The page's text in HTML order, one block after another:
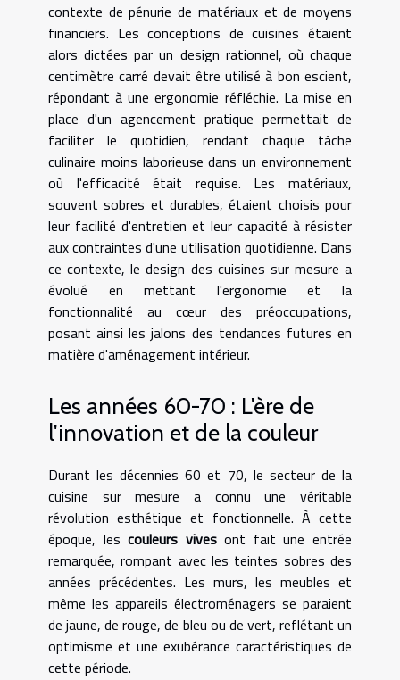
contexte de pénurie de matériaux et de moyens
financiers. Les conceptions de cuisines étaient
alors dictées par un design rationnel, où chaque
centimètre carré devait être utilisé à bon escient,
répondant à une ergonomie réfléchie. La mise en
place d'un agencement pratique permettait de
faciliter le quotidien, rendant chaque tâche
culinaire moins laborieuse dans un environnement
où l'efficacité était requise. Les matériaux,
souvent sobres et durables, étaient choisis pour
leur facilité d'entretien et leur capacité à résister
aux contraintes d'une utilisation quotidienne. Dans
ce contexte, le design des cuisines sur mesure a
évolué en mettant l'ergonomie et la
fonctionnalité au cœur des préoccupations,
posant ainsi les jalons des tendances futures en
matière d'aménagement intérieur.
Les années 60-70 : L'ère de
l'innovation et de la couleur
Durant les décennies 60 et 70, le secteur de la
cuisine sur mesure a connu une véritable
révolution esthétique et fonctionnelle. À cette
époque, lescouleurs vivesont fait une entrée
remarquée, rompant avec les teintes sobres des
années précédentes. Les murs, les meubles et
même les appareils électroménagers se paraient
de jaune, de rouge, de bleu ou de vert, reflétant un
optimisme et une exubérance caractéristiques de
cette période.